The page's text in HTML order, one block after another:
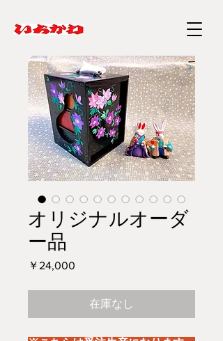
オリジナルオーダ
ー品
￥24,000
在庫なし